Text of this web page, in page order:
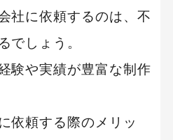
社に依頼するのは、不
でしょう。
験や実績が豊富な制作
依頼する際のメリッ